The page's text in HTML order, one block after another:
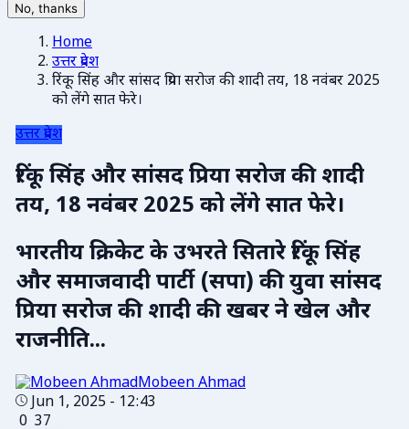
No, thanks
Home
उत्तर प्रदेश
रिंकू सिंह और सांसद प्रिया सरोज की शादी तय, 18 नवंबर 2025
को लेंगे सात फेरे।
उत्तर प्रदेश
रिंकू सिंह और सांसद प्रिया सरोज की शादी
तय, 18 नवंबर 2025 को लेंगे सात फेरे।
भारतीय क्रिकेट के उभरते सितारे रिंकू सिंह
और समाजवादी पार्टी (सपा) की युवा सांसद
प्रिया सरोज की शादी की खबर ने खेल और
राजनीति...
Mobeen Ahmad
Jun 1, 2025 - 12:43
0 37